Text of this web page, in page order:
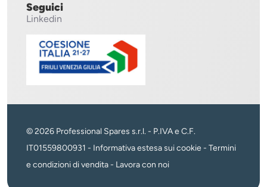
Seguici
Linkedin
© 2026 Professional Spares s.r.l. - P.IVA e C.F.
IT01559800931 - Informativa estesa sui cookie - Termini
e condizioni di vendita- Lavora con noi